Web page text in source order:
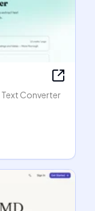
Text Converter